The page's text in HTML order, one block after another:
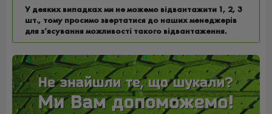
У деяких випадках ми не можемо відвантажити 1, 2, 3
шт., тому просимо звертатися до наших менеджерів
для з’ясування можливості такого відвантаження.